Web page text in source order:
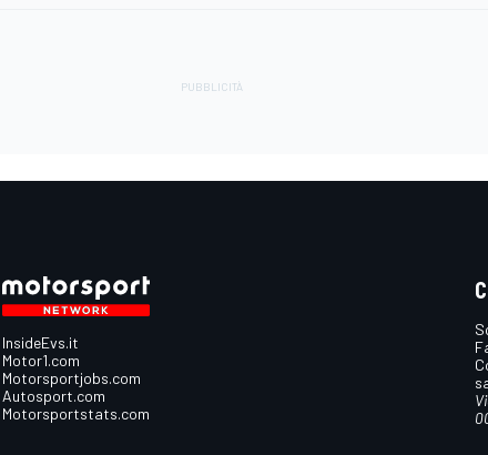
InsideEvs.it
Motor1.com
Motorsportjobs.com
Autosport.com
Motorsportstats.com